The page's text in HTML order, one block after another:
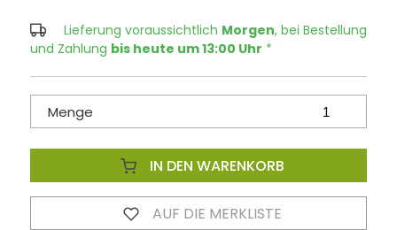
Lieferung voraussichtlich Morgen, bei Bestellung
und Zahlung bis heute um 13:00 Uhr *
Menge
IN DEN WARENKORB
AUF DIE MERKLISTE